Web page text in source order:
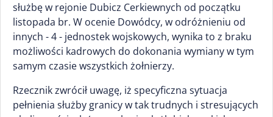
służbę w rejonie Dubicz Cerkiewnych od początku
listopada br. W ocenie Dowódcy, w odróżnieniu od
innych - 4 - jednostek wojskowych, wynika to z braku
możliwości kadrowych do dokonania wymiany w tym
samym czasie wszystkich żołnierzy.
Rzecznik zwrócił uwagę, iż specyficzna sytuacja
pełnienia służby granicy w tak trudnych i stresujących